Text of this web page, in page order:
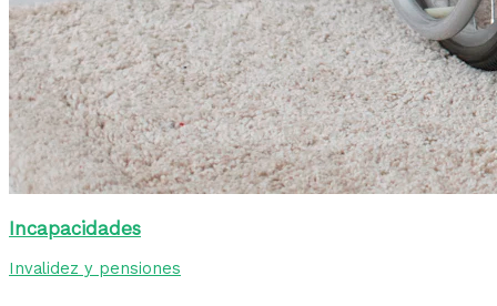
Incapacidades
Invalidez y pensiones